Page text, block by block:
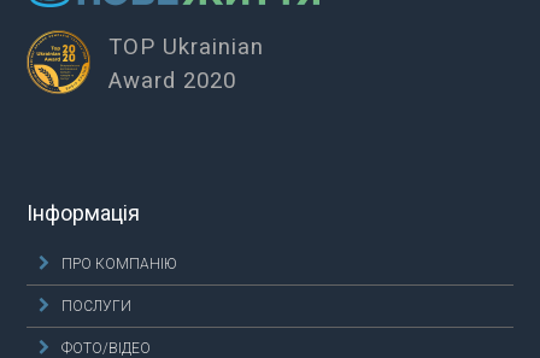
TOP Ukrainian
Award 2020
Інформація
ПРО КОМПАНІЮ
ПОСЛУГИ
ФОТО/ВІДЕО